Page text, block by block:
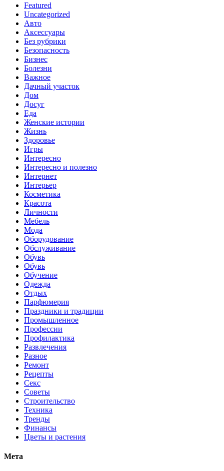
Featured
Uncategorized
Авто
Аксессуары
Без рубрики
Безопасность
Бизнес
Болезни
Важное
Дачный участок
Дом
Досуг
Еда
Женские истории
Жизнь
Здоровье
Игры
Интересно
Интересно и полезно
Интернет
Интерьер
Косметика
Красота
Личности
Мебель
Мода
Оборудование
Обслуживание
Обувь
Обувь
Обучение
Одежда
Отдых
Парфюмерия
Праздники и традиции
Промышленное
Профессии
Профилактика
Развлечения
Разное
Ремонт
Рецепты
Секс
Советы
Строительство
Техника
Тренды
Финансы
Цветы и растения
Мета